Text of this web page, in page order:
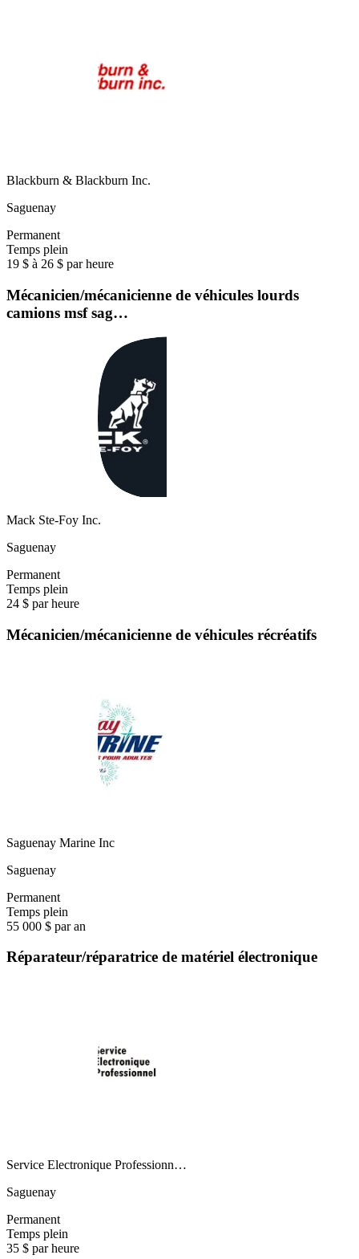
Blackburn & Blackburn Inc.
Saguenay
Permanent
Temps plein
19 $ à 26 $ par heure
Mécanicien/mécanicienne de véhicules lourds
camions msf sag…
Mack Ste-Foy Inc.
Saguenay
Permanent
Temps plein
24 $ par heure
Mécanicien/mécanicienne de véhicules récréatifs
Saguenay Marine Inc
Saguenay
Permanent
Temps plein
55 000 $ par an
Réparateur/réparatrice de matériel électronique
Service Electronique Professionn…
Saguenay
Permanent
Temps plein
35 $ par heure